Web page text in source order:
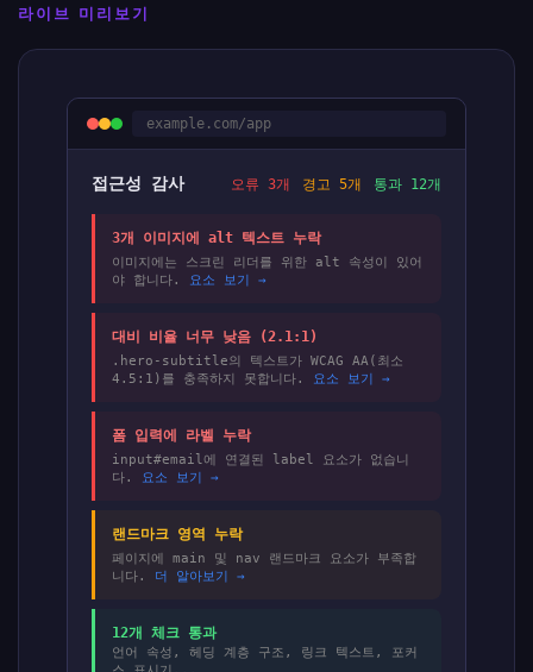
라이브 미리보기
example.com/app
접근성 감사 오류 3개 경고 5개 통과 12개
3개 이미지에 alt 텍스트 누락
이미지에는 스크린 리더를 위한 alt 속성이 있어
야 합니다. 요소 보기 →
대비 비율 너무 낮음 (2.1:1)
.hero-subtitle의 텍스트가 WCAG AA(최소
4.5:1)를 충족하지 못합니다. 요소 보기 →
폼 입력에 라벨 누락
input#email에 연결된 label 요소가 없습니
다. 요소 보기 →
랜드마크 영역 누락
페이지에 main 및 nav 랜드마크 요소가 부족합
니다. 더 알아보기 →
12개 체크 통과
언어 속성, 헤딩 계층 구조, 링크 텍스트, 포커